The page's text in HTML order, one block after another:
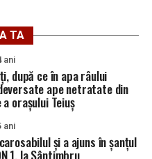
TA
ani
după ce în apa râului
ape netratate din
orașului Teiuș
ani
și a ajuns în șanțul
1, la Sântimbru